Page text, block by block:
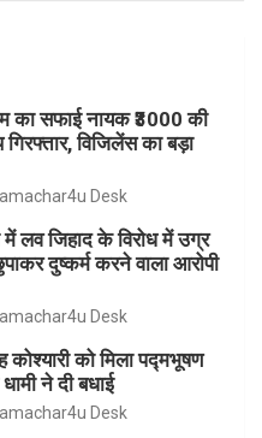
का सफाई नायक ₹3000 की
विजिलेंस का बड़ा
Desk
लव जिहाद के विरोध में उग्र
दुष्कर्म करने वाला आरोपी
Desk
कोश्यारी को मिला पद्मभूषण
ने दी बधाई
Desk